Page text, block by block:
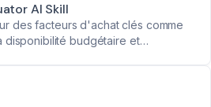
AI Skill
des facteurs d'achat clés comme
disponibilité budgétaire et